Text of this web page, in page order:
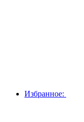
Избранное: